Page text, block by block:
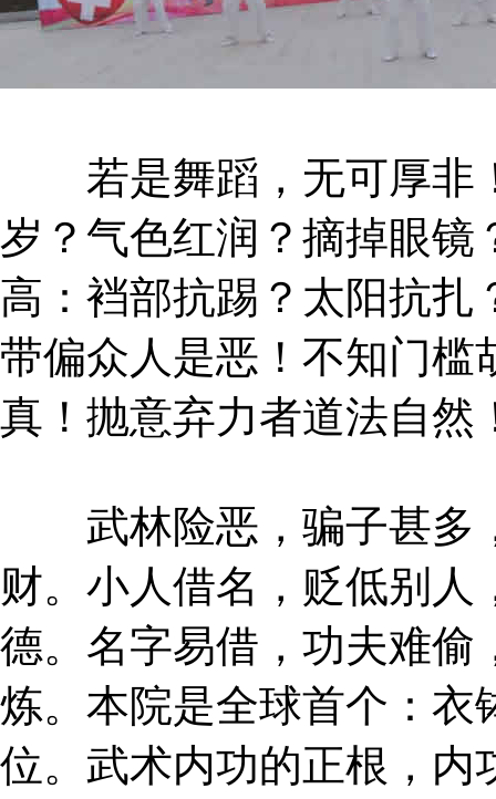
若是舞蹈，无可厚非
岁？气色红润？摘掉眼镜
高：裆部抗踢？太阳抗扎
带偏众人是恶！不知门槛
真！抛意弃力者道法自然
武林险恶，骗子甚多
财。小人借名，贬低别
德。名字易借，功夫难偷
炼。本院是全球首个：衣
位。武术内功的正根，内